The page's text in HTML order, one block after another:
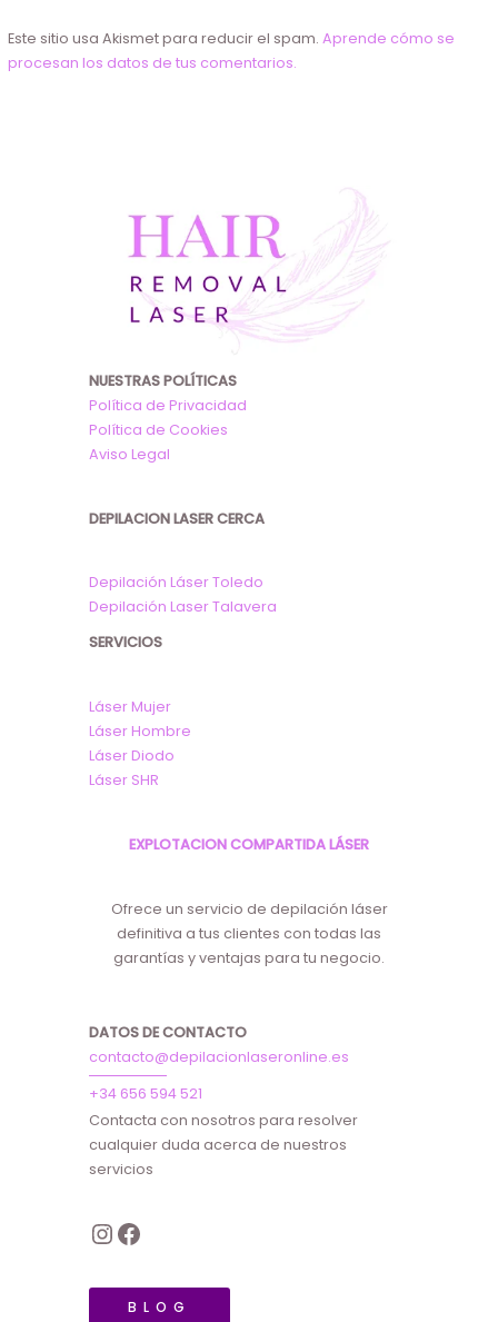
Este sitio usa Akismet para reducir el spam. Aprende cómo se
procesan los datos de tus comentarios.
NUESTRAS POLÍTICAS
Política de Privacidad
Política de Cookies
Aviso Legal
DEPILACION LASER CERCA
Depilación Láser Toledo
Depilación Laser Talavera
SERVICIOS
Láser Mujer
Láser Hombre
Láser Diodo
Láser SHR
EXPLOTACION COMPARTIDA LÁSER
Ofrece un servicio de depilación láser
definitiva a tus clientes con todas las
garantías y ventajas para tu negocio.
DATOS DE CONTACTO
contacto@depilacionlaseronline.es
+34 656 594 521
Contacta con nosotros para resolver
cualquier duda acerca de nuestros
servicios
BLOG